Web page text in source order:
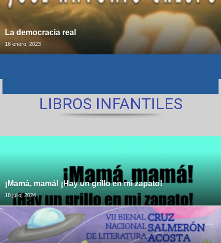
La democracia real
16 enero, 2023
LIBROS INFANTILES
¡Mamá, mamá! ¡Hay un grillo en mi zapato!
18 julio, 2024